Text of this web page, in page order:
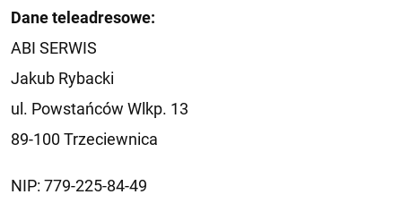
Dane teleadresowe:
ABI SERWIS
Jakub Rybacki
ul. Powstańców Wlkp. 13
89-100 Trzeciewnica
NIP: 779-225-84-49